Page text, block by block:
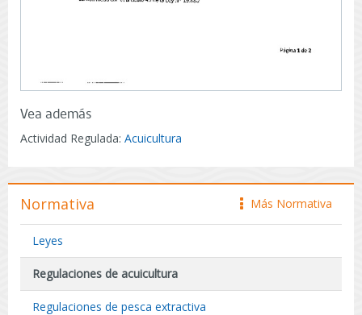
Vea además
Actividad Regulada: Acuicultura
icono
Más Normativa
Normativa
Leyes
Regulaciones de acuicultura
Regulaciones de pesca extractiva